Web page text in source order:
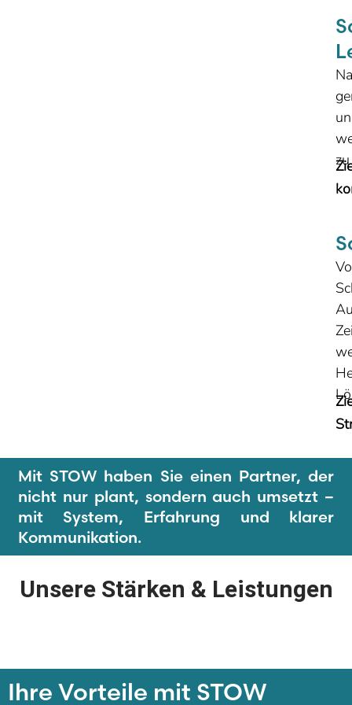
St
Mit STOW haben Sie einen Partner, der
nicht nur plant, sondern auch umsetzt –
mit System, Erfahrung und klarer
Kommunikation.
Unsere Stärken & Leistungen
Ihre Vorteile mit STOW